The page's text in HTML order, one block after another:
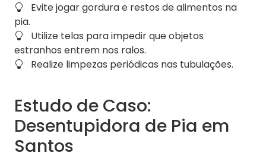
Evite jogar gordura e restos de alimentos na
pia.
Utilize telas para impedir que objetos
estranhos entrem nos ralos.
Realize limpezas periódicas nas tubulações.
Estudo de Caso:
Desentupidora de Pia em
Santos